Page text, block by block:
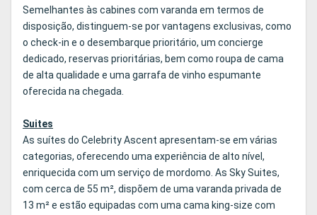
Semelhantes às cabines com varanda em termos de
disposição, distinguem-se por vantagens exclusivas, como
o check-in e o desembarque prioritário, um concierge
dedicado, reservas prioritárias, bem como roupa de cama
de alta qualidade e uma garrafa de vinho espumante
oferecida na chegada.
Suites
As suítes do Celebrity Ascent apresentam-se em várias
categorias, oferecendo uma experiência de alto nível,
enriquecida com um serviço de mordomo. As Sky Suites,
com cerca de 55 m², dispõem de uma varanda privada de
13 m² e estão equipadas com uma cama king-size com